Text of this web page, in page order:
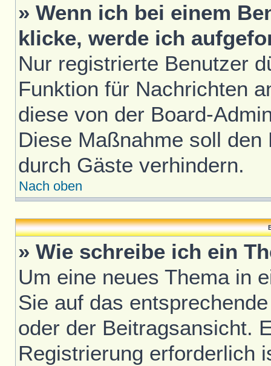
» Wenn ich bei einem
klicke, werde ich
Nur registrierte Benutzer
Funktion für Nachrichten
diese von der Board-
Diese Maßnahme soll
durch Gäste verhindern.
Nach oben
» Wie schreibe ich ein
Um eine neues Thema in
Sie auf das
oder der Beitragsansicht.
Registrierung erforderlich